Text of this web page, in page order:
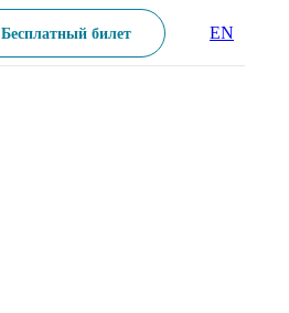
Бесплатный билет EN